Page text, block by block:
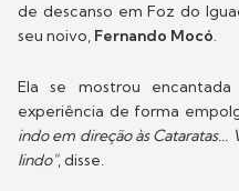
de descanso em Foz do
seu noivo, Fernando Mocó.
Ela se mostrou
experiência de forma
indo em direção às Cataratas...
lindo", disse.